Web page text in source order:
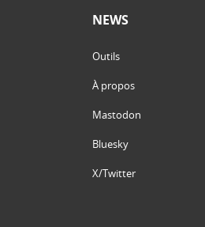
NEWS
Outils
À propos
Mastodon
Bluesky
X/Twitter